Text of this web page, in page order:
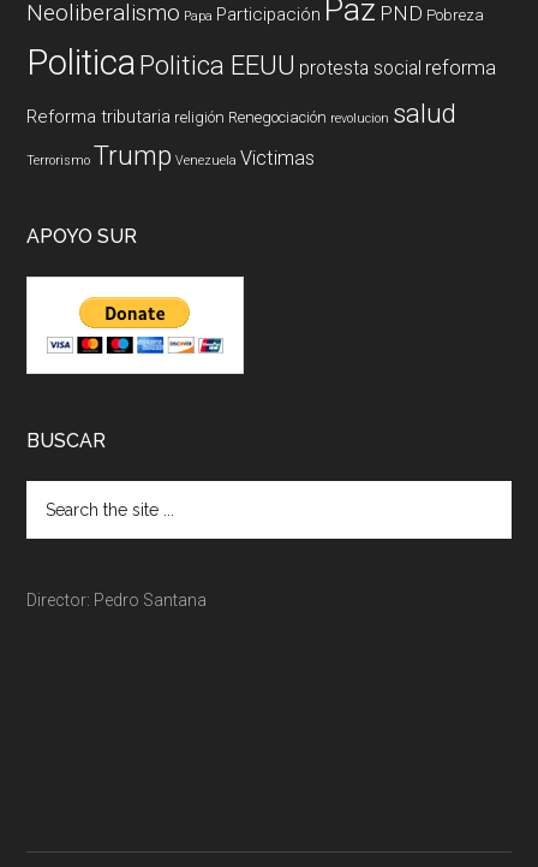
Neoliberalismo Papa Participación Paz PND Pobreza
PoliticaPolitica EEUU protesta social reforma
Reforma tributaria religión Renegociación revolucion salud
Terrorismo Trump Venezuela Victimas
APOYO SUR
BUSCAR
Director: Pedro Santana